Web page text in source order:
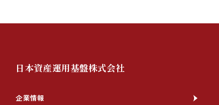
日本資産運用基盤株式会社
企業情報